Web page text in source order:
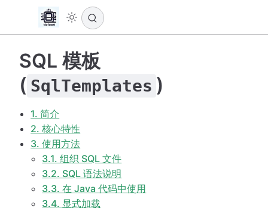
SQL 模板
( SqlTemplates )
1. 简介
2. 核心特性
3. 使用方法
3.1. 组织 SQL 文件
3.2. SQL 语法说明
3.3. 在 Java 代码中使用
3.4. 显式加载